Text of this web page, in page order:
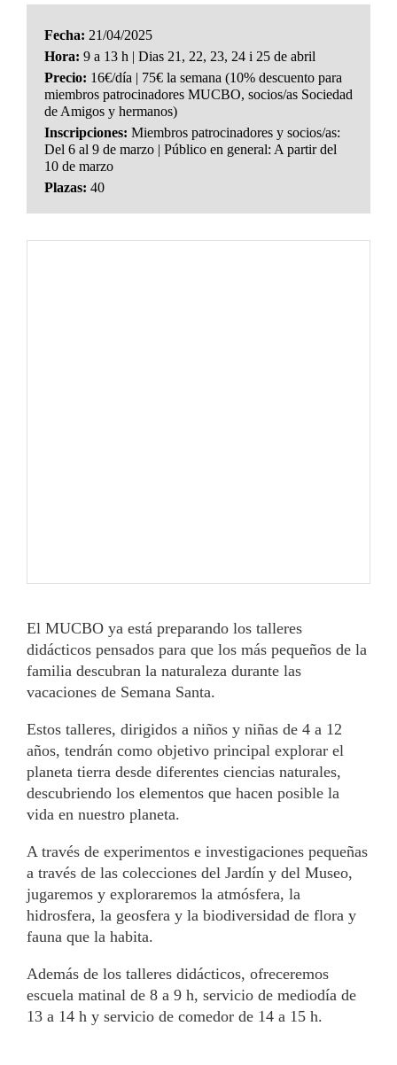
Fecha: 21/04/2025
Hora: 9 a 13 h | Dias 21, 22, 23, 24 i 25 de abril
Precio: 16€/día | 75€ la semana (10% descuento para
miembros patrocinadores MUCBO, socios/as Sociedad
de Amigos y hermanos)
Inscripciones: Miembros patrocinadores y socios/as:
Del 6 al 9 de marzo | Público en general: A partir del
10 de marzo
Plazas: 40
El MUCBO ya está preparando los talleres
didácticos pensados para que los más pequeños de la
familia descubran la naturaleza durante las
vacaciones de Semana Santa.
Estos talleres, dirigidos a niños y niñas de 4 a 12
años, tendrán como objetivo principal explorar el
planeta tierra desde diferentes ciencias naturales,
descubriendo los elementos que hacen posible la
vida en nuestro planeta.
A través de experimentos e investigaciones pequeñas
a través de las colecciones del Jardín y del Museo,
jugaremos y exploraremos la atmósfera, la
hidrosfera, la geosfera y la biodiversidad de flora y
fauna que la habita.
Además de los talleres didácticos, ofreceremos
escuela matinal de 8 a 9 h, servicio de mediodía de
13 a 14 h y servicio de comedor de 14 a 15 h.